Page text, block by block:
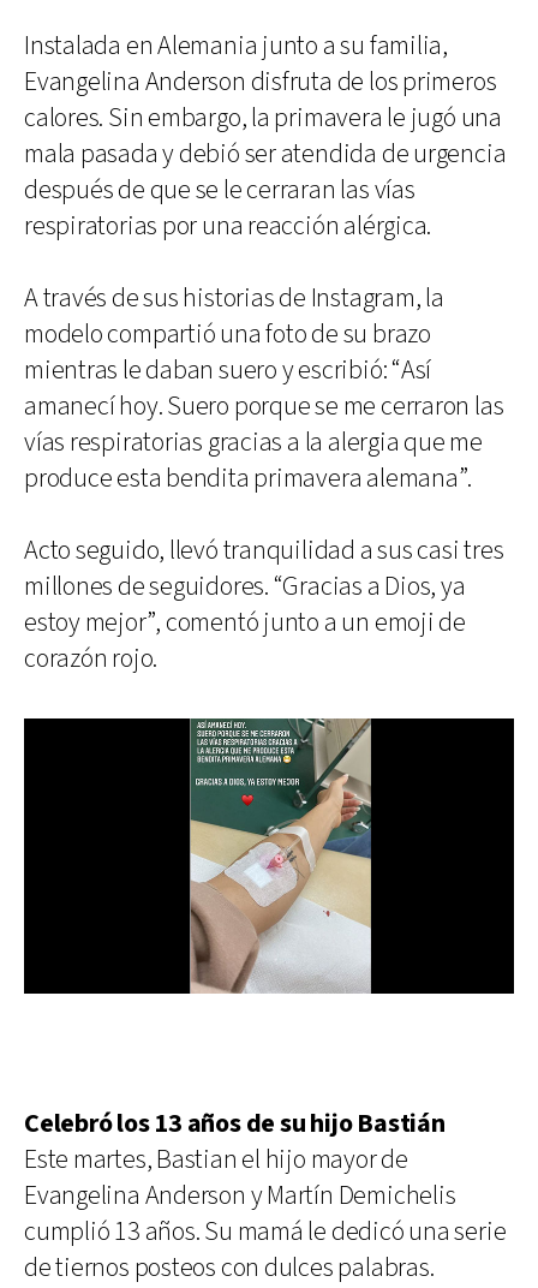
Instalada en Alemania junto a su familia,
Evangelina Anderson disfruta de los primeros
calores. Sin embargo, la primavera le jugó una
mala pasada y debió ser atendida de urgencia
después de que se le cerraran las vías
respiratorias por una reacción alérgica.
A través de sus historias de Instagram, la
modelo compartió una foto de su brazo
mientras le daban suero y escribió: “Así
amanecí hoy. Suero porque se me cerraron las
vías respiratorias gracias a la alergia que me
produce esta bendita primavera alemana”.
Acto seguido, llevó tranquilidad a sus casi tres
millones de seguidores. “Gracias a Dios, ya
estoy mejor”, comentó junto a un emoji de
corazón rojo.
Celebró los 13 años de su hijo Bastián
Este martes, Bastian el hijo mayor de
Evangelina Anderson y Martín Demichelis
cumplió 13 años. Su mamá le dedicó una serie
de tiernos posteos con dulces palabras.